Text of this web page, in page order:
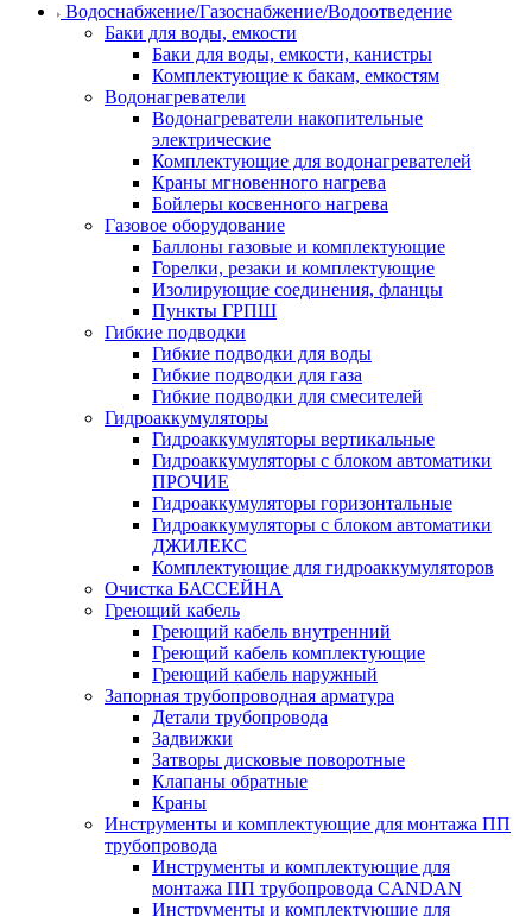
Водоснабжение/Газоснабжение/Водоотведение
Баки для воды, емкости
Баки для воды, емкости, канистры
Комплектующие к бакам, емкостям
Водонагреватели
Водонагреватели накопительные
электрические
Комплектующие для водонагревателей
Краны мгновенного нагрева
Бойлеры косвенного нагрева
Газовое оборудование
Баллоны газовые и комплектующие
Горелки, резаки и комплектующие
Изолирующие соединения, фланцы
Пункты ГРПШ
Гибкие подводки
Гибкие подводки для воды
Гибкие подводки для газа
Гибкие подводки для смесителей
Гидроаккумуляторы
Гидроаккумуляторы вертикальные
Гидроаккумуляторы с блоком автоматики
ПРОЧИЕ
Гидроаккумуляторы горизонтальные
Гидроаккумуляторы с блоком автоматики
ДЖИЛЕКС
Комплектующие для гидроаккумуляторов
Очистка БАССЕЙНА
Греющий кабель
Греющий кабель внутренний
Греющий кабель комплектующие
Греющий кабель наружный
Запорная трубопроводная арматура
Детали трубопровода
Задвижки
Затворы дисковые поворотные
Клапаны обратные
Краны
Инструменты и комплектующие для монтажа ПП
трубопровода
Инструменты и комплектующие для
монтажа ПП трубопровода CANDAN
Инструменты и комплектующие для